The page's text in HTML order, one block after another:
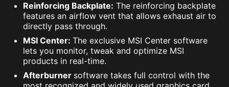
Reinforcing Backplate: The reinforcing backplate
features an airflow vent that allows exhaust air to
directly pass through.
MSI Center: The exclusive MSI Center software
lets you monitor, tweak and optimize MSI
products in real-time.
Afterburner software takes full control with the